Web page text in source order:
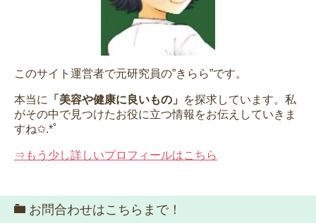
このサイト運営者で元研究員の”きらら”です。
本当に 「美容や健康に良いもの」 を探求しています。私
がその中で見つけたお役に立つ情報をお伝えしていきま
すね✩.*˚
⇒もう少し詳しいプロフィールはこちら
お問合わせはこちらまで！